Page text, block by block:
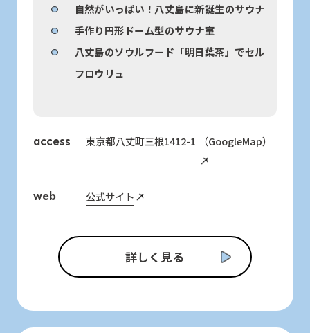
自然がいっぱい！八丈島に新誕生のサウナ
手作り円形ドーム型のサウナ室
八丈島のソウルフード「明日葉茶」でセル
フロウリュ
access 東京都八丈町三根1412-1 （GoogleMap）
web 公式サイト
詳しく見る